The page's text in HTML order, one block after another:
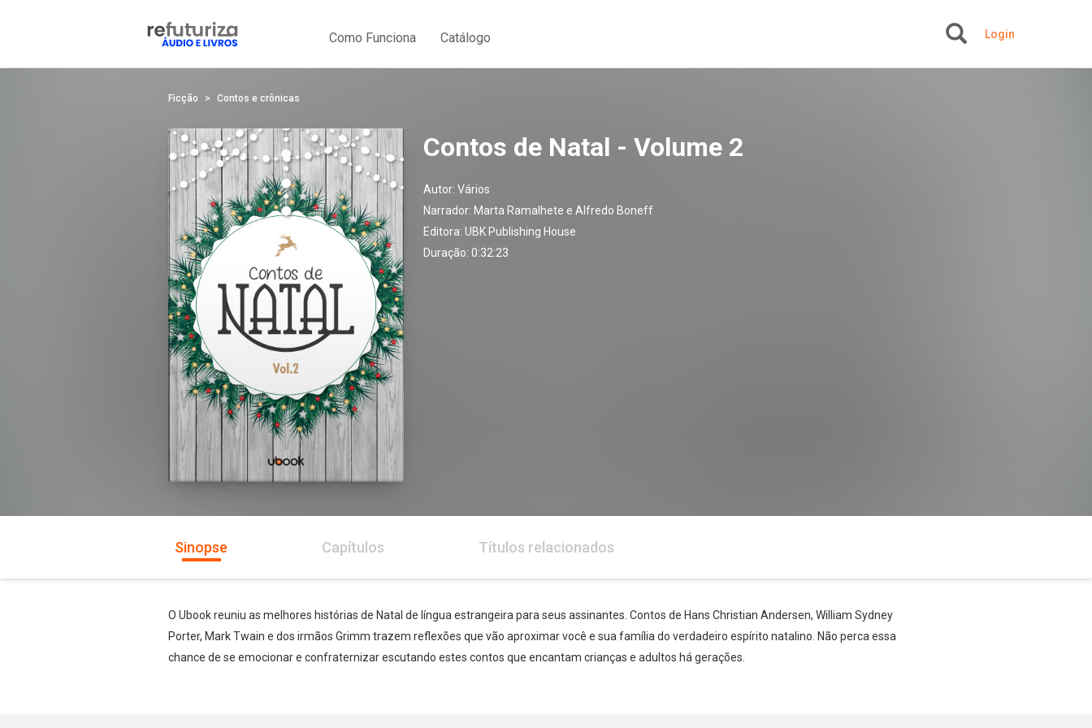
Como Funciona Catálogo Login
Ficção Contos e crônicas
Contos de Natal - Volume 2
Autor: Vários
Narrador: Marta Ramalhete e Alfredo Boneff
Editora: UBK Publishing House
Duração: 0:32:23
Sinopse Capítulos Títulos relacionados
O Ubook reuniu as melhores histórias de Natal de língua estrangeira para seus assinantes. Contos de Hans Christian Andersen, William Sydney
Porter, Mark Twain e dos irmãos Grimm trazem reflexões que vão aproximar você e sua família do verdadeiro espírito natalino. Não perca essa
chance de se emocionar e confraternizar escutando estes contos que encantam crianças e adultos há gerações.